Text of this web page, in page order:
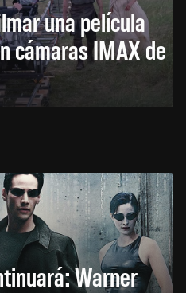
una película
cámaras IMAX de
Warner